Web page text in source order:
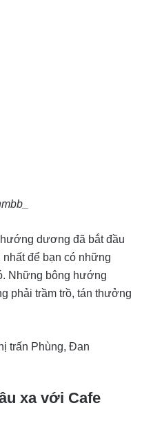
dương đã bắt đầu
để bạn có những
Những bông hướng
phải trầm trồ, tán thưởng
trấn Phùng, Đan
xa với Cafe